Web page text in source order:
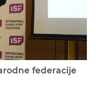
federacije